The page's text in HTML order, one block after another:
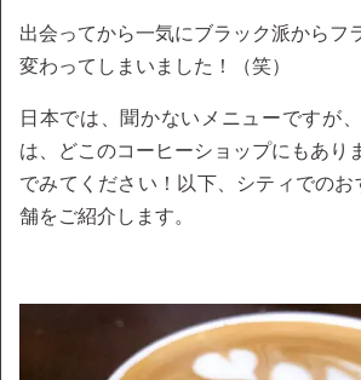
出会ってから一気にブラック派からフ
変わってしまいました！（笑）
日本では、聞かないメニューですが
は、どこのコーヒーショップにもあり
でみてください！以下、シティでの
舗をご紹介します。